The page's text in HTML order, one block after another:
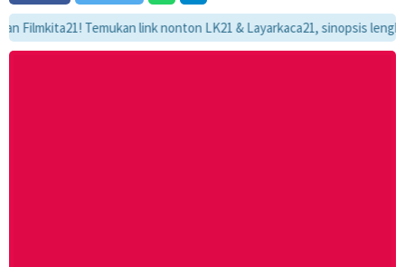
Temukan link nonton LK21 & Layarkaca21, sinopsis